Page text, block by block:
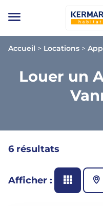
Accueil > Locations >
Louer un
6 résultats
Afficher :